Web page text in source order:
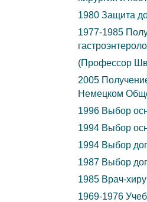
1980 Защита
1977-1985
(Профессор
2005
Немецком
1996 Выбор
1994 Выбор
1994 Выбор
1987 Выбор
1985 Врач-
1969-1976